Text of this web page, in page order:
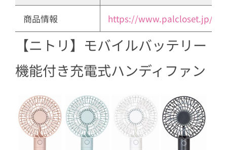
商品情報 https://www.palcloset.jp/
【ニトリ】モバイルバッテリー
機能付き充電式ハンディファン